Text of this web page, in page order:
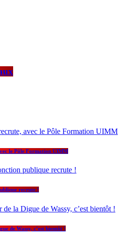
le Pôle Formation UIMM
recrute !
de Wassy, c’est bientôt !